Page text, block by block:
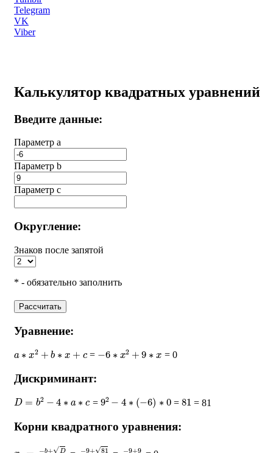
Telegram
VK
Viber
Калькулятор квадратных уравнений
Введите данные:
Параметр a
Параметр b
Параметр с
Округление:
Знаков после запятой
* - обязательно заполнить
Рассчитать
Уравнение:
2 b ∗ = 6∗ 2+ 9 ∗ = 0
Дискриминант:
D= 2− a = 92 ∗ − )∗ = 81 = 81
Корни квадратного уравнения:
+ D2∗ 9+ 812 −6 )
9 +9 12